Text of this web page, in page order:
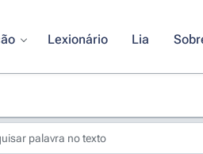
Lexionário Lia